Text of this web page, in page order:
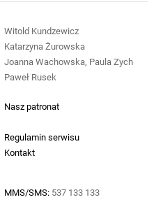
Nasz patronat
Regulamin serwisu
Kontakt
MMS/SMS: 537 133 133
Witold Kundzewicz
Katarzyna Żurowska
Joanna Wachowska, Paula Zych
Paweł Rusek